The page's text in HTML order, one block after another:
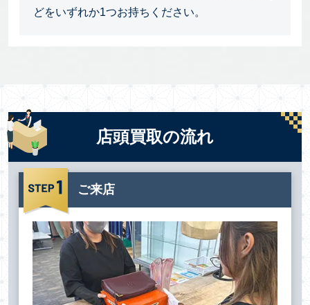
どをいずれか1つお持ちください。
店頭買取の流れ
ご来店